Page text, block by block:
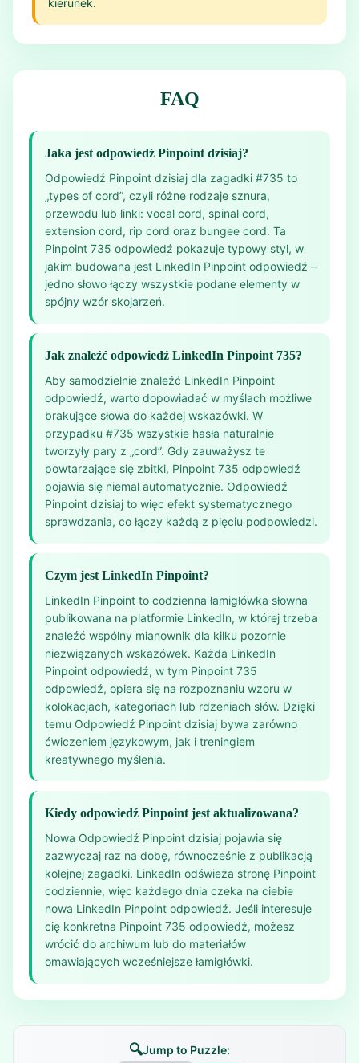
kierunek.
FAQ
Jaka jest odpowiedź Pinpoint dzisiaj?
Odpowiedź Pinpoint dzisiaj dla zagadki #735 to
„types of cord”, czyli różne rodzaje sznura,
przewodu lub linki: vocal cord, spinal cord,
extension cord, rip cord oraz bungee cord. Ta
Pinpoint 735 odpowiedź pokazuje typowy styl, w
jakim budowana jest LinkedIn Pinpoint odpowiedź –
jedno słowo łączy wszystkie podane elementy w
spójny wzór skojarzeń.
Jak znaleźć odpowiedź LinkedIn Pinpoint 735?
Aby samodzielnie znaleźć LinkedIn Pinpoint
odpowiedź, warto dopowiadać w myślach możliwe
brakujące słowa do każdej wskazówki. W
przypadku #735 wszystkie hasła naturalnie
tworzyły pary z „cord”. Gdy zauważysz te
powtarzające się zbitki, Pinpoint 735 odpowiedź
pojawia się niemal automatycznie. Odpowiedź
Pinpoint dzisiaj to więc efekt systematycznego
sprawdzania, co łączy każdą z pięciu podpowiedzi.
Czym jest LinkedIn Pinpoint?
LinkedIn Pinpoint to codzienna łamigłówka słowna
publikowana na platformie LinkedIn, w której trzeba
znaleźć wspólny mianownik dla kilku pozornie
niezwiązanych wskazówek. Każda LinkedIn
Pinpoint odpowiedź, w tym Pinpoint 735
odpowiedź, opiera się na rozpoznaniu wzoru w
kolokacjach, kategoriach lub rdzeniach słów. Dzięki
temu Odpowiedź Pinpoint dzisiaj bywa zarówno
ćwiczeniem językowym, jak i treningiem
kreatywnego myślenia.
Kiedy odpowiedź Pinpoint jest aktualizowana?
Nowa Odpowiedź Pinpoint dzisiaj pojawia się
zazwyczaj raz na dobę, równocześnie z publikacją
kolejnej zagadki. LinkedIn odświeża stronę Pinpoint
codziennie, więc każdego dnia czeka na ciebie
nowa LinkedIn Pinpoint odpowiedź. Jeśli interesuje
cię konkretna Pinpoint 735 odpowiedź, możesz
wrócić do archiwum lub do materiałów
omawiających wcześniejsze łamigłówki.
🔍Jump to Puzzle: